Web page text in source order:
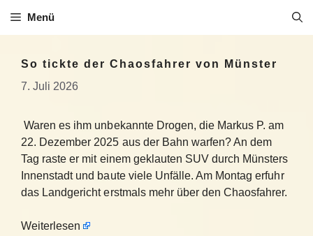
Inhalt
Menü
So tickte der Chaosfahrer von Münster
7. Juli 2026
Waren es ihm unbekannte Drogen, die Markus P. am
22. Dezember 2025 aus der Bahn warfen? An dem
Tag raste er mit einem geklauten SUV durch Münsters
Innenstadt und baute viele Unfälle. Am Montag erfuhr
das Landgericht erstmals mehr über den Chaosfahrer.
Weiterlesen